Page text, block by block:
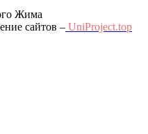
Жима
сайтов – UniProject.top